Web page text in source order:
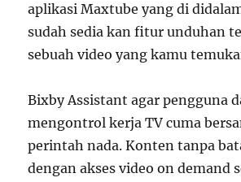
aplikasi Maxtube yang di
sudah sedia kan fitur unduhan
sebuah video yang kamu
Bixby Assistant agar pengguna
mengontrol kerja TV cuma
perintah nada. Konten tanpa
dengan akses video on demand